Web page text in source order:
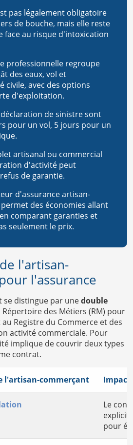
pas légalement obligatoire
de bouche, mais elle reste
face au risque d'intoxication
professionnelle regroupe
des eaux, vol et
civile, avec des options
d'exploitation.
déclaration de sinistre sont
pour un vol, 5 jours pour un
artisanal ou commercial
d'activité peut
de garantie.
d'assurance artisan-
des économies allant
comparant garanties et
seulement le prix.
l'artisan-
l'assurance
se distingue par unedouble
Répertoire des Métiers (RM) pour
Registre du Commerce et des
activité commerciale. Pour
implique de couvrir deux types
contrat.
l'artisan-commerçant Impact
Le
pour